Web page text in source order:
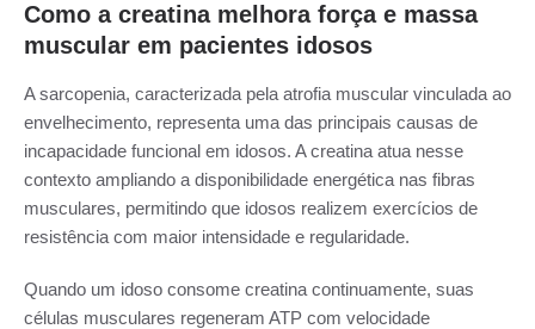
Como a creatina melhora força e massa
muscular em pacientes idosos
A sarcopenia, caracterizada pela atrofia muscular vinculada ao
envelhecimento, representa uma das principais causas de
incapacidade funcional em idosos. A creatina atua nesse
contexto ampliando a disponibilidade energética nas fibras
musculares, permitindo que idosos realizem exercícios de
resistência com maior intensidade e regularidade.
Quando um idoso consome creatina continuamente, suas
células musculares regeneram ATP com velocidade